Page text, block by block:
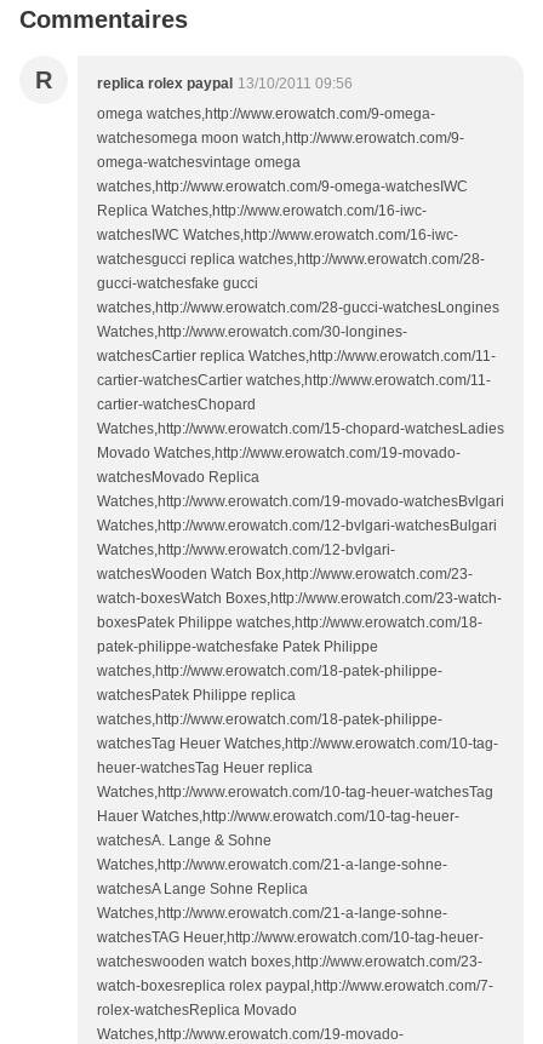
Commentaires
R replica rolex paypal 13/10/2011 09:56
omega watches,http://www.erowatch.com/9-omega-
watchesomega moon watch,http://www.erowatch.com/9-
omega-watchesvintage omega
watches,http://www.erowatch.com/9-omega-watchesIWC
Replica Watches,http://www.erowatch.com/16-iwc-
watchesIWC Watches,http://www.erowatch.com/16-iwc-
watchesgucci replica watches,http://www.erowatch.com/28-
gucci-watchesfake gucci
watches,http://www.erowatch.com/28-gucci-watchesLongines
Watches,http://www.erowatch.com/30-longines-
watchesCartier replica Watches,http://www.erowatch.com/11-
cartier-watchesCartier watches,http://www.erowatch.com/11-
cartier-watchesChopard
Watches,http://www.erowatch.com/15-chopard-watchesLadies
Movado Watches,http://www.erowatch.com/19-movado-
watchesMovado Replica
Watches,http://www.erowatch.com/19-movado-watchesBvlgari
Watches,http://www.erowatch.com/12-bvlgari-watchesBulgari
Watches,http://www.erowatch.com/12-bvlgari-
watchesWooden Watch Box,http://www.erowatch.com/23-
watch-boxesWatch Boxes,http://www.erowatch.com/23-watch-
boxesPatek Philippe watches,http://www.erowatch.com/18-
patek-philippe-watchesfake Patek Philippe
watches,http://www.erowatch.com/18-patek-philippe-
watchesPatek Philippe replica
watches,http://www.erowatch.com/18-patek-philippe-
watchesTag Heuer Watches,http://www.erowatch.com/10-tag-
heuer-watchesTag Heuer replica
Watches,http://www.erowatch.com/10-tag-heuer-watchesTag
Hauer Watches,http://www.erowatch.com/10-tag-heuer-
watchesA. Lange & Sohne
Watches,http://www.erowatch.com/21-a-lange-sohne-
watchesA Lange Sohne Replica
Watches,http://www.erowatch.com/21-a-lange-sohne-
watchesTAG Heuer,http://www.erowatch.com/10-tag-heuer-
watcheswooden watch boxes,http://www.erowatch.com/23-
watch-boxesreplica rolex paypal,http://www.erowatch.com/7-
rolex-watchesReplica Movado
Watches,http://www.erowatch.com/19-movado-